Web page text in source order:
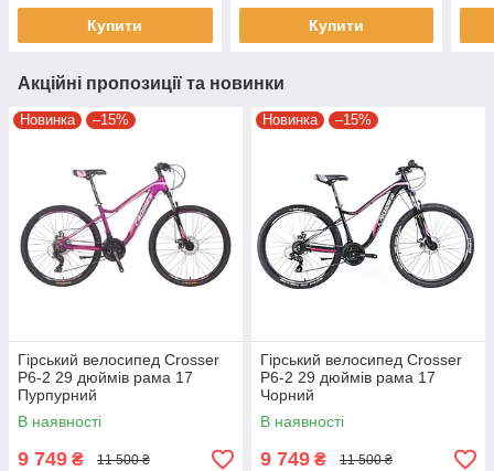
Купити Купити
Акційні пропозиції та новинки
Новинка –15%
Гірський велосипед Crosser
P6-2 29 дюймів рама 17
Пурпурний
В наявності
9 749 ₴ 11 500 ₴
Новинка –15%
Гірський велосипед Crosser
P6-2 29 дюймів рама 17
Чорний
В наявності
9 749 ₴ 11 500 ₴